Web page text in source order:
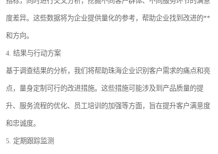
度差异。这些数据将为企业提供量化的参考，帮助企业找到改进的**
和方向。
4. 结果与行动方案
基于调查结果的分析，我们将帮助珠海企业识别客户需求的痛点和亮
点，量身定制可行的改进措施。这些措施可能涉及到产品质量的提
升、服务流程的优化、员工培训的加强等方面，旨在提升客户满意度
和忠诚度。
5. 定期跟踪监测